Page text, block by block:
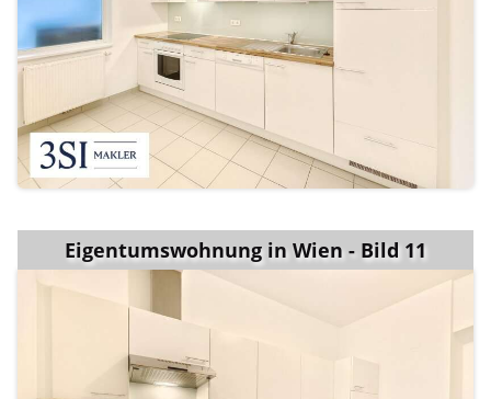
Eigentumswohnung in Wien - Bild 11